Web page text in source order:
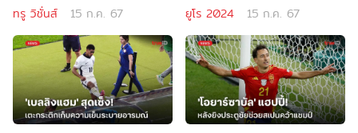
ทรู วิชั่นส์ 15 ก.ค. 67 ยูโร 2024 15 ก.ค. 67